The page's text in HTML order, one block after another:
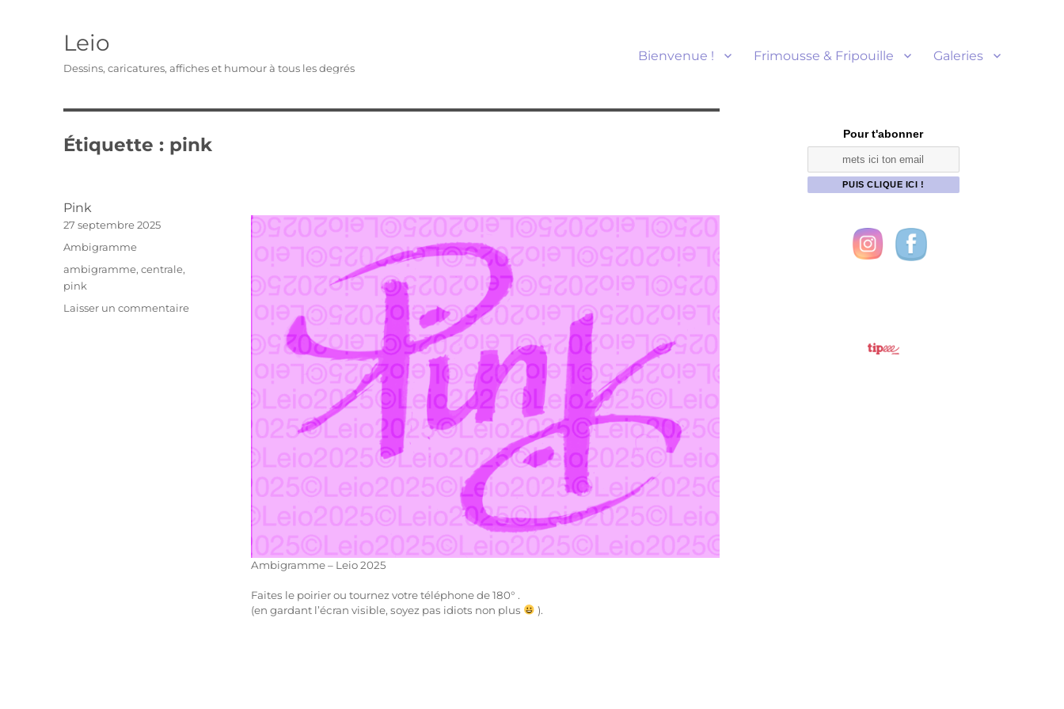
Leio
Dessins, caricatures, affiches et humour à tous les degrés
Bienvenue ! Frimousse & Fripouille Galeries
Étiquette : pink
Pink
Ambigramme – Leio 2025
Faites le poirier ou tournez votre téléphone de 180° .
(en gardant l’écran visible, soyez pas idiots non plus
).
Publié
27 septembre 2025
Catégories
Ambigramme
Étiquettes
ambigramme,centrale,
pink
Laisser un commentairesur
Pour t'abonner